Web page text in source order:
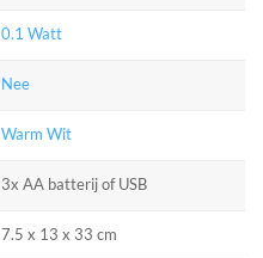
0.1 Watt
Nee
Warm Wit
3x AA batterij of USB
7.5 x 13 x 33 cm